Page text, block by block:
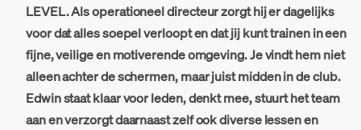
LEVEL. Als operationeel directeur zorgt hij er dagelijks
voor dat alles soepel verloopt en dat jij kunt trainen in een
fijne, veilige en motiverende omgeving. Je vindt hem niet
alleen achter de schermen, maar juist midden in de club.
Edwin staat klaar voor leden, denkt mee, stuurt het team
aan en verzorgt daarnaast zelf ook diverse lessen en